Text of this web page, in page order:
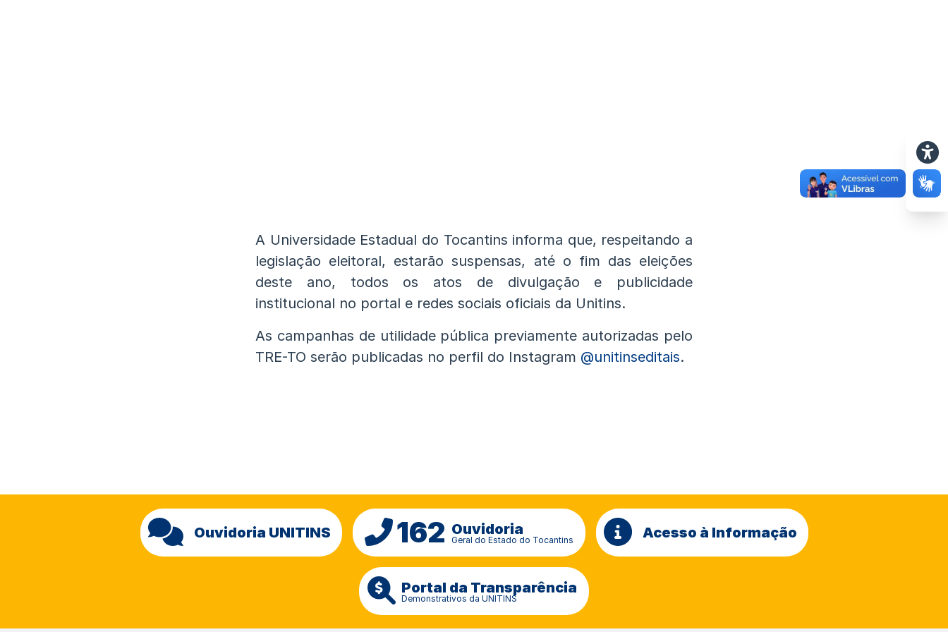
A Universidade Estadual do Tocantins informa que, respeitando a
legislação eleitoral, estarão suspensas, até o fim das eleições
deste ano, todos os atos de divulgação e publicidade
institucional no portal e redes sociais oficiais da Unitins.
As campanhas de utilidade pública previamente autorizadas pelo
TRE-TO serão publicadas no perfil do Instagram @unitinseditais.
Ouvidoria UNITINS 162 Ouvidoria
Geral do Estado do Tocantins Acesso à Informação
Portal da Transparência
Demonstrativos da UNITINS